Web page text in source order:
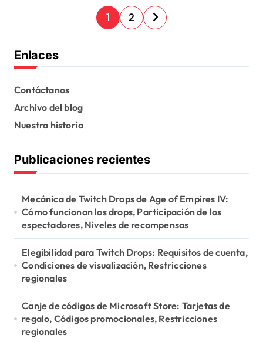
P
o
t
i
a
t
i
o
1 2
Enlaces
Contáctanos
Archivo del blog
Nuestra historia
Publicaciones recientes
Mecánica de Twitch Drops de Age of Empires IV:
Cómo funcionan los drops, Participación de los
espectadores, Niveles de recompensas
Elegibilidad para Twitch Drops: Requisitos de cuenta,
Condiciones de visualización, Restricciones
regionales
Canje de códigos de Microsoft Store: Tarjetas de
regalo, Códigos promocionales, Restricciones
regionales